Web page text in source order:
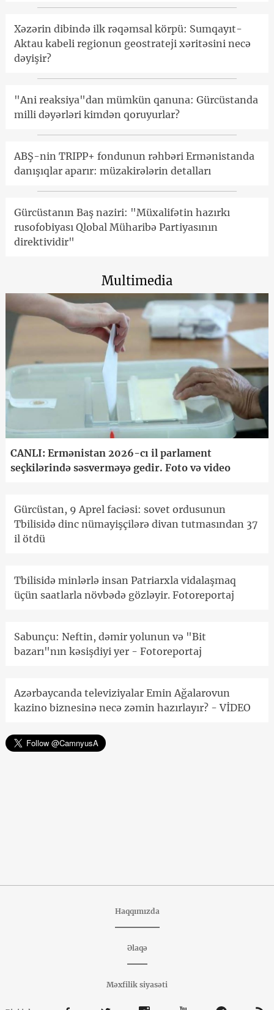
Xəzərin dibində ilk rəqəmsal körpü: Sumqayıt-
Aktau kabeli regionun geostrateji xəritəsini necə
dəyişir?
"Ani reaksiya"dan mümkün qanuna: Gürcüstanda
milli dəyərləri kimdən qoruyurlar?
ABŞ-nin TRIPP+ fondunun rəhbəri Ermənistanda
danışıqlar aparır: müzakirələrin detalları
Gürcüstanın Baş naziri: "Müxalifətin hazırkı
rusofobiyası Qlobal Müharibə Partiyasının
direktividir"
Multimedia
CANLI: Ermənistan 2026-cı il parlament
seçkilərində səsverməyə gedir. Foto və video
Gürcüstan, 9 Aprel faciəsi: sovet ordusunun
Tbilisidə dinc nümayişçilərə divan tutmasından 37
il ötdü
Tbilisidə minlərlə insan Patriarxla vidalaşmaq
üçün saatlarla növbədə gözləyir. Fotoreportaj
Sabunçu: Neftin, dəmir yolunun və "Bit
bazarı"nın kəsişdiyi yer - Fotoreportaj
Azərbaycanda televiziyalar Emin Ağalarovun
kazino biznesinə necə zəmin hazırlayır? - VİDEO
Haqqımızda
Əlaqə
Məxfilik siyasəti